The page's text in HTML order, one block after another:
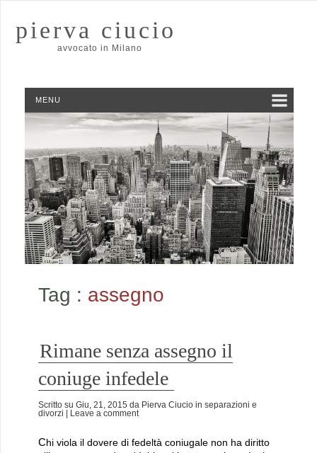
pierva ciucio
avvocato in Milano
MENU
Tag : assegno
Rimane senza assegno il
coniuge infedele
Scritto su Giu, 21, 2015 da Pierva Ciucio in separazioni e
divorzi
| Leave a comment
Chi viola il dovere di fedeltà coniugale non ha diritto